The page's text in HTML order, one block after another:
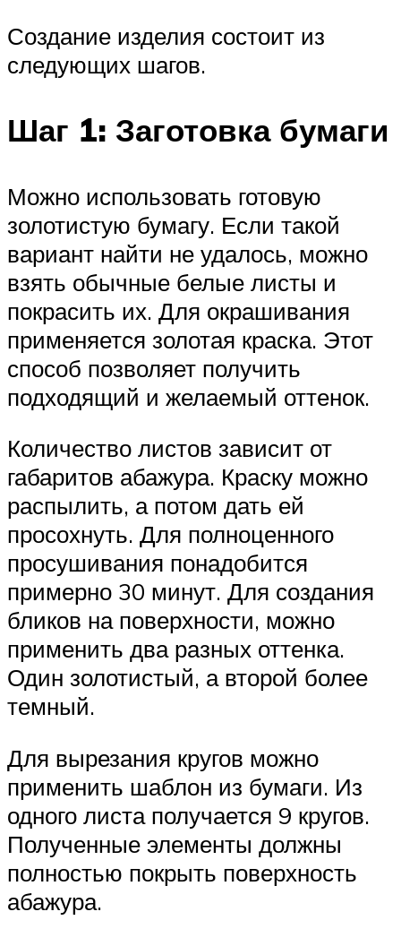
Создание изделия состоит из
следующих шагов.
Шаг 1: Заготовка бумаги
Можно использовать готовую
золотистую бумагу. Если такой
вариант найти не удалось, можно
взять обычные белые листы и
покрасить их. Для окрашивания
применяется золотая краска. Этот
способ позволяет получить
подходящий и желаемый оттенок.
Количество листов зависит от
габаритов абажура. Краску можно
распылить, а потом дать ей
просохнуть. Для полноценного
просушивания понадобится
примерно 30 минут. Для создания
бликов на поверхности, можно
применить два разных оттенка.
Один золотистый, а второй более
темный.
Для вырезания кругов можно
применить шаблон из бумаги. Из
одного листа получается 9 кругов.
Полученные элементы должны
полностью покрыть поверхность
абажура.